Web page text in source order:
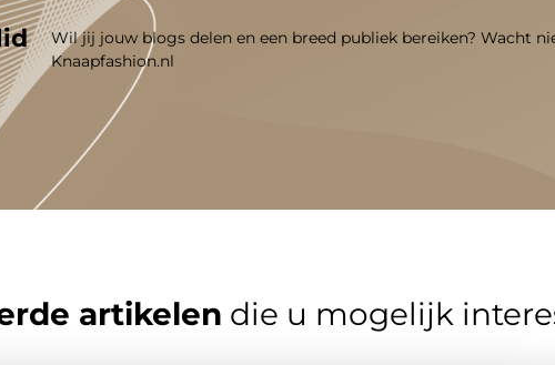
Wil jij jouw blogs delen en een breed publiek bereiken? Wacht
Knaapfashion.nl
artikelen die u mogelijk